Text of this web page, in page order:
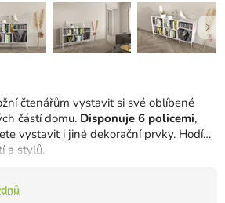
čtenářům vystavit si své oblíbené
částí domu. Disponuje 6 policemi,
vystavit i jiné dekorační prvky. Hodí
a stylů.